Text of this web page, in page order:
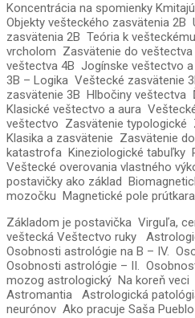
Koncentrácia na spomienky
Objekty vešteckého zasvätenia 2B
zasvätenia 2B Teória k
vrcholom Zasvätenie do
veštectva 4B Jogínske veštectvo
3B – Logika Veštecké zasvätenie
zasvätenie 3B Hlbočiny veštectva
Klasické veštectvo a aura
veštectvo Zasvätenie typologické
Klasika a zasvätenie Zasvätenie
katastrofa Kineziologické tabuľky
Veštecké overovania vlastného
postavičky ako základ
mozočku Magnetické pole
Základom je postavička Virguľa,
veštecká Veštectvo ruky
Osobnosti astrológie na B – IV.
Osobnosti astrológie – II.
mozog astrologický Na koreň veci
Astromantia Astrologická
neurónov Ako pracuje Saša Pueblo